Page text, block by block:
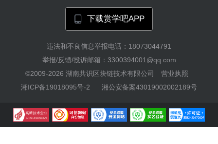
下载赏学吧APP
违法和不良信息举报电话：18073044791
举报/反馈/投诉邮箱：3300394001@qq.com
©2009-2026 湖南共识区块链技术有限公司
营业执照
湘ICP备19018095号-2
湘公安备案43019002002189号